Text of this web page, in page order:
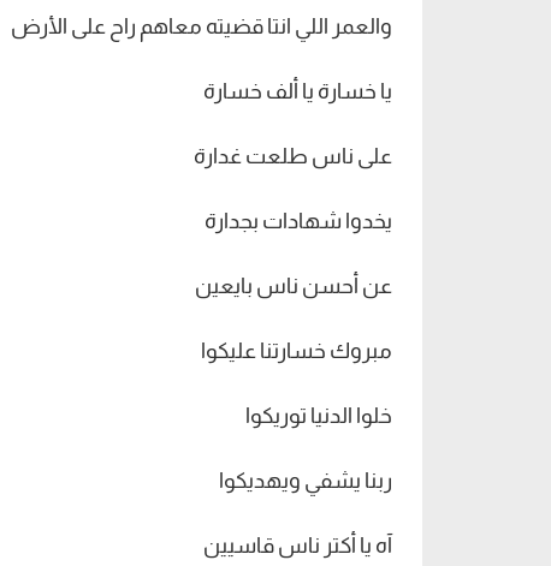
والعمر اللي انتا قضيته معاهم راح على الأرض
يا خسارة يا ألف خسارة
على ناس طلعت غدارة
يخدوا شهادات بجدارة
عن أحسن ناس بايعين
مبروك خسارتنا عليكوا
خلوا الدنيا توريكوا
ربنا يشفي ويهديكوا
آه يا أكتر ناس قاسيين